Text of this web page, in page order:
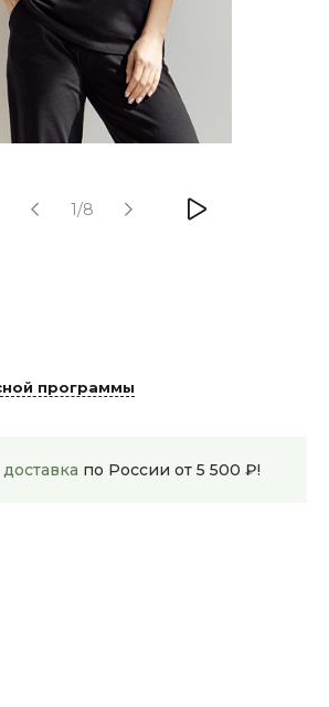
1/8
программы
по России от 5 500 ₽!